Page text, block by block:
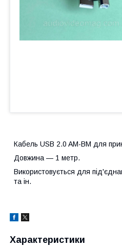
Кабель USB 2.0 AM-BM для
Довжина — 1 метр.
Використовується для
та ін.
Характеристики